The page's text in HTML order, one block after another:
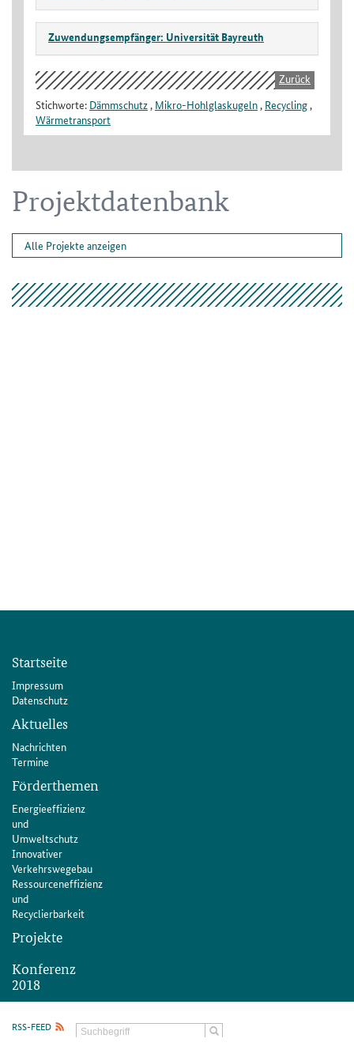
RSS-FEED
Zuwendungsempfänger: Universität Bayreuth
Zurück
Stichworte: Dämmschutz, Mikro-Hohlglaskugeln, Recycling,
Wärmetransport
Projektdatenbank
Alle Projekte anzeigen
Startseite
Impressum
Datenschutz
Aktuelles
Nachrichten
Termine
Förderthemen
Energieeffizienz
und
Umweltschutz
Innovativer
Verkehrswegebau
Ressourceneffizienz
und
Recyclierbarkeit
Projekte
Konferenz
2018
2018